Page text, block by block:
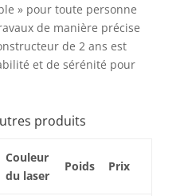
» pour toute personne
de manière précise
de 2 ans est
et de sérénité pour
produits
Couleur
du laser
Poids Prix